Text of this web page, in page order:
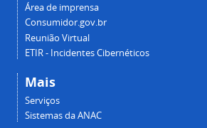
Área de imprensa
Consumidor.gov.br
Reunião Virtual
ETIR - Incidentes Cibernéticos
Mais
Serviços
Sistemas da ANAC